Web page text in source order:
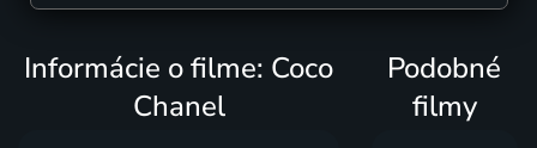
Informácie o filme: Coco
Chanel
Podobné
filmy